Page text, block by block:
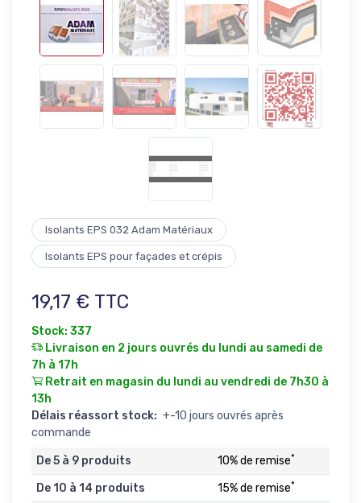
Isolants EPS 032 Adam Matériaux
Isolants EPS pour façades et crépis
19,17 € TTC
Stock: 337
Livraison en 2 jours ouvrés du lundi au samedi de
7h à 17h
Retrait en magasin du lundi au vendredi de 7h30 à
13h
Délais réassort stock: +-10 jours ouvrés après
commande
De 5 à 9 produits 10% de remise*
De 10 à 14 produits 15% de remise*